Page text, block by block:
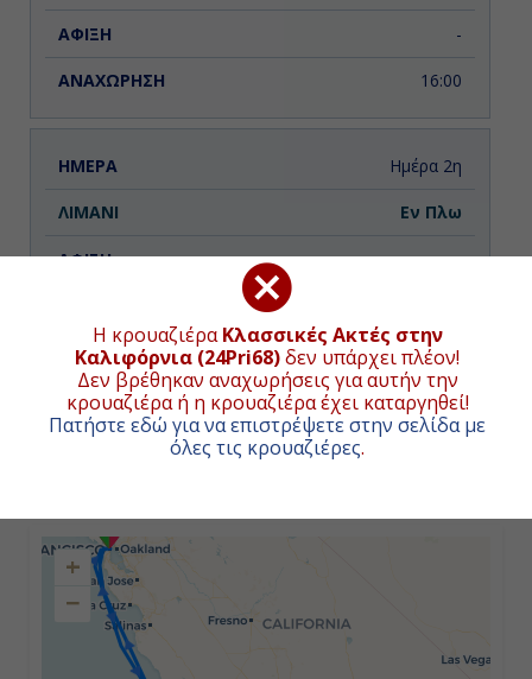
Η κρουαζιέραΚλασσικές Ακτές στην
Καλιφόρνια (24Pri68)δεν υπάρχει πλέον!
Δεν βρέθηκαν αναχωρήσεις για αυτήν την
κρουαζιέρα ή η κρουαζιέρα έχει καταργηθεί!
Πατήστε εδώ για να επιστρέψετε στην σελίδα με
όλες τις κρουαζιέρες.
-
16:00
Ημέρα 2η
Εν Πλω
-
Ημέρα 3η
Σάντα Μπάρμπαρα, Η.Π.Α.
Λος Άντζελες (Καλιφόρνια), Η.Π.Α.
ΧΑΡΤΗΣ ΚΡΟΥΑΖΙΕΡΑΣ
+
−